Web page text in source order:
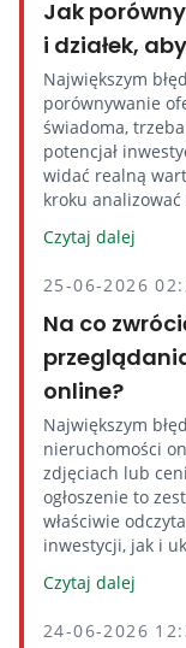
Jak
i działek,
Największym
porównywanie
świadoma,
potencjał
widać realną
kroku
Czytaj dalej
25-06-2026
Na co
online?
Największym
nieruchomości
zdjęciach lub
ogłoszenie to
właściwie
inwestycji, jak i
Czytaj dalej
24-06-2026